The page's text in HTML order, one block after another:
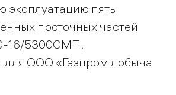
пять
проточных частей
16/5300СМП,
для ООО «Газпром добыча